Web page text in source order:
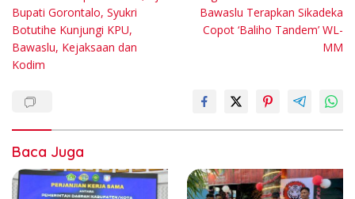
Bupati Gorontalo, Syukri
Botutihe Kunjungi KPU,
Bawaslu, Kejaksaan dan
Kodim
Bawaslu Terapkan Sikadeka
Copot ‘Baliho Tandem’ WL-
MM
Baca Juga